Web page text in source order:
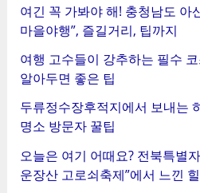
여긴 꼭 가봐야 해! 충청남도 아
마을야행”, 즐길거리, 팁까지
여행 고수들이 강추하는 필수
알아두면 좋은 팁
두류정수장후적지에서 보내는
명소 방문자 꿀팁
오늘은 여기 어때요? 전북특별
운장산 고로쇠축제”에서 느낀